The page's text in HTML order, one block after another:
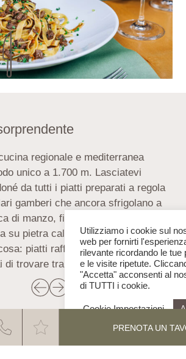
PRENOTA UN
regionale e mediterranea
unico a 1.700 m. Lasciatevi
da tutti i piatti preparati a regola
gamberi che ancora sfrigolano a
di manzo, fino alla
su pietra cald
. Qui troverete
piatti raffinati, che non vi
di trovare tra le montagne.
Utilizziamo i cookie sul
web per fornirti
rilevante ricordando le tue
e le visite ripetute.
"Accetta" acconsenti al
di TUTTI i cookie.
Cookie Impostazioni